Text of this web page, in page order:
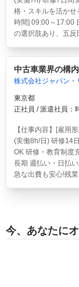
格・スキルを活かせ
時間] 09:00～17:00
の選択肢あり、五
中古車業界の構
株式会社ジャパン・
東京都
正社員 / 派遣社員：
【仕事内容】[雇用
(実働8h/日) 研修14
OK 研修・教育制度
長期 週払い・日払
急な出費も安心!残
今、あなたに